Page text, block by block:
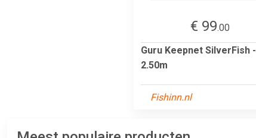
€ 99.00
Guru Keepnet SilverFish -
2.50m
Fishinn.nl